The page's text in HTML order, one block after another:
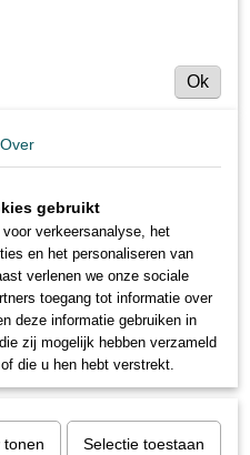
plank - Bruin
Ok
Over
gebruikt
verkeersanalyse, het
en het personaliseren van
verlenen we onze sociale
toegang tot informatie over
deze informatie gebruiken in
zij mogelijk hebben verzameld
die u hen hebt verstrekt.
tonen Selectie toestaan